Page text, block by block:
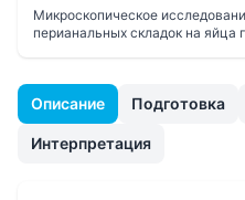
Описание Подготовка
Интерпретация
Микроскопическое
перианальных складок на яйца